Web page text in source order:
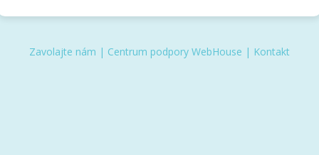
Zavolajte nám | Centrum podpory WebHouse | Kontakt